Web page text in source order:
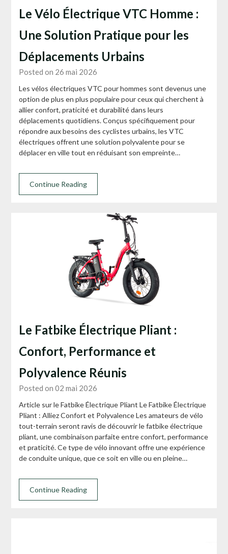
Le Vélo Électrique VTC Homme :
Une Solution Pratique pour les
Déplacements Urbains
Posted on 26 mai 2026
Les vélos électriques VTC pour hommes sont devenus une
option de plus en plus populaire pour ceux qui cherchent à
allier confort, praticité et durabilité dans leurs
déplacements quotidiens. Conçus spécifiquement pour
répondre aux besoins des cyclistes urbains, les VTC
électriques offrent une solution polyvalente pour se
déplacer en ville tout en réduisant son empreinte…
Continue Reading
Le Fatbike Électrique Pliant :
Confort, Performance et
Polyvalence Réunis
Posted on 02 mai 2026
Article sur le Fatbike Électrique Pliant Le Fatbike Électrique
Pliant : Alliez Confort et Polyvalence Les amateurs de vélo
tout-terrain seront ravis de découvrir le fatbike électrique
pliant, une combinaison parfaite entre confort, performance
et praticité. Ce type de vélo innovant offre une expérience
de conduite unique, que ce soit en ville ou en pleine…
Continue Reading